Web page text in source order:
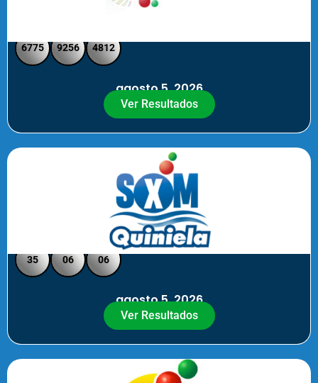
6775 9256 4812
agosto 5, 2026
Ver Resultados
Quiniela SXM - Noche
35 06 06
agosto 5, 2026
Ver Resultados